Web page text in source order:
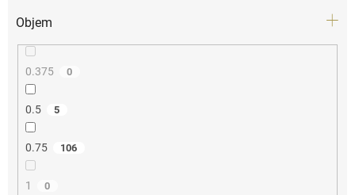
Objem
0.375 0
0.5 5
0.75 106
1 0